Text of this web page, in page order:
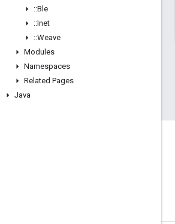
::Ble
::Inet
::Weave
Modules
Namespaces
Related Pages
Java